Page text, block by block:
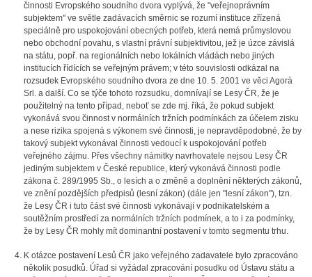
činnosti Evropského soudního dvora vyplývá, že "veřejnoprávním
subjektem" ve světle zadávacích směrnic se rozumí instituce zřízená
speciálně pro uspokojování obecných potřeb, která nemá průmyslovou
nebo obchodní povahu, s vlastní právní subjektivitou, jež je úzce závislá
na státu, popř. na regionálních nebo lokálních vládách nebo jiných
institucích řídících se veřejným právem; v této souvislosti odkázal na
rozsudek Evropského soudního dvora ze dne 10. 5. 2001 ve věci Agorà
Srl. a další. Co se týče tohoto rozsudku, domnívají se Lesy ČR, že je
použitelný na tento případ, neboť se zde mj. říká, že pokud subjekt
vykonává svou činnost v normálních tržních podmínkách za účelem zisku
a nese rizika spojená s výkonem své činnosti, je nepravděpodobné, že by
takový subjekt vykonával činnosti vedoucí k uspokojování potřeb
veřejného zájmu. Přes všechny námitky navrhovatele nejsou Lesy ČR
jediným subjektem v České republice, který vykonává činnosti podle
zákona č. 289/1995 Sb., o lesích a o změně a doplnění některých zákonů,
ve znění pozdějších předpisů (lesní zákon) (dále jen "lesní zákon"), tzn.
že Lesy ČR i tuto část své činnosti vykonávají v podnikatelském a
soutěžním prostředí za normálních tržních podmínek, a to i za podmínky,
že by Lesy ČR mohly mít dominantní postavení v tomto segmentu trhu.
K otázce postavení Lesů ČR jako veřejného zadavatele bylo zpracováno
několik posudků. Úřad si vyžádal zpracování posudku od Ústavu státu a